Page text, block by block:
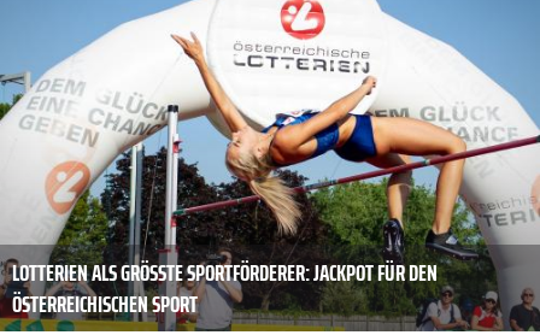
LOTTERIEN ALS GRÖSSTE SPORTFÖRDERER: JACKPOT FÜR DEN Ö
STERREICHISCHEN SPORT